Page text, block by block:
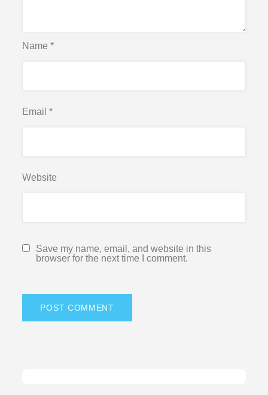
Name*
Email*
Website
Save my name, email, and website in this
browser for the next time I comment.